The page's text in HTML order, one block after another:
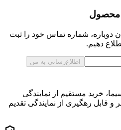
محصول
دوباره، شماره تماس خود را ثبت
دهیم.
اطلاع‌رسانی به من
خرید مستقیم از نمایندگی
و قابل رهگیری از نمایندگی تقدیم